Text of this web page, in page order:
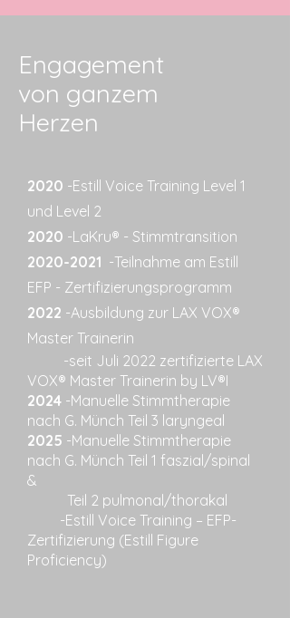
Engagement
von ganzem
Herzen
2020 -Estill Voice Training Level 1
und Level 2
2020 -LaKru® - Stimmtransition
2020-2021 -Teilnahme am Estill
EFP - Zertifizierungsprogramm
2022 -Ausbildung zur LAX VOX®
Master Trainerin
-seit Juli 2022 zertifizierte LAX
VOX® Master Trainerin by LV®I
2024 -Manuelle Stimmtherapie
nach G. Münch Teil 3 laryngeal
2025 -Manuelle Stimmtherapie
nach G. Münch Teil 1 faszial/spinal
&
Teil 2 pulmonal/thorakal
-Estill Voice Training – EFP-
Zertifizierung (Estill Figure
Proficiency)